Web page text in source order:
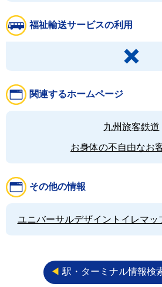
福祉輸送サービスの利用
関連するホームページ
九州旅客鉄道
お身体の不自由なお
その他の情報
ユニバーサルデザイントイレマッ
◀︎ 駅・ターミナル情報検